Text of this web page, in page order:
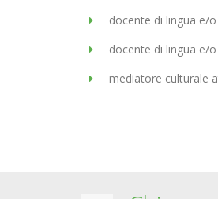
docente di lingua e/
docente di lingua e/
mediatore culturale